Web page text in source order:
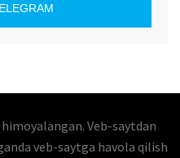
Veb-saytdan
veb-saytga havola qilish